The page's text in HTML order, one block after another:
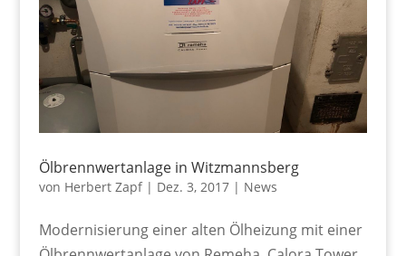
Ölbrennwertanlage in Witzmannsberg
von Herbert Zapf| Dez. 3, 2017| News
Modernisierung einer alten Ölheizung mit einer